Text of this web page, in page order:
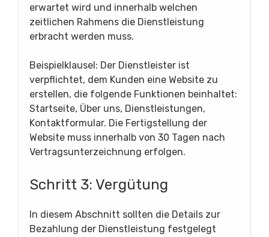
erwartet wird und innerhalb welchen
zeitlichen Rahmens die Dienstleistung
erbracht werden muss.
Beispielklausel: Der Dienstleister ist
verpflichtet, dem Kunden eine Website zu
erstellen, die folgende Funktionen beinhaltet:
Startseite, Über uns, Dienstleistungen,
Kontaktformular. Die Fertigstellung der
Website muss innerhalb von 30 Tagen nach
Vertragsunterzeichnung erfolgen.
Schritt 3: Vergütung
In diesem Abschnitt sollten die Details zur
Bezahlung der Dienstleistung festgelegt